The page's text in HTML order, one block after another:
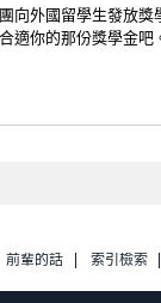
向外國留學生發放
適你的那份獎學金吧
前輩的話 索引檢索